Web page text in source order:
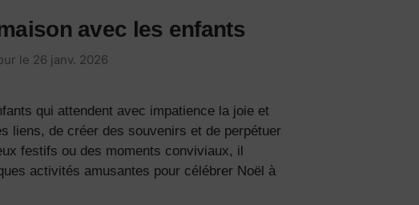
avec les enfants
le 26 janv. 2026
qui attendent avec impatience la joie et
liens, de créer des souvenirs et de perpétuer
festifs ou des moments conviviaux, il
activités amusantes pour célébrer Noël à